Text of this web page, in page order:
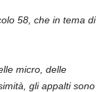
58, che in tema di
micro, delle
gli appaltisono